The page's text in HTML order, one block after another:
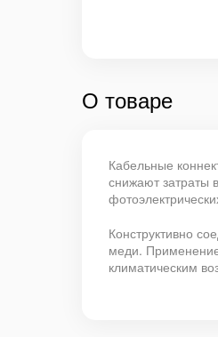
О товаре
Кабельные
снижают затраты
Конструктивно
меди. Применение
климатическим